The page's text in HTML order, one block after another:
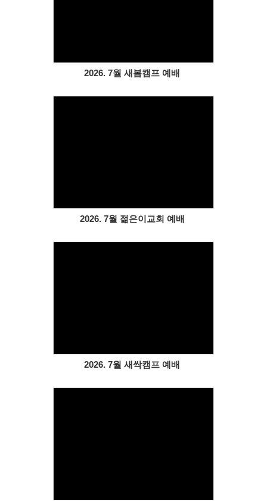
2026. 7월 새봄캠프 예배
2026. 7월 젊은이교회 예배
2026. 7월 새싹캠프 예배